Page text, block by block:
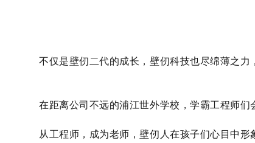
不仅是壁仞二代的成长，壁仞科技也尽绵薄之力
在距离公司不远的浦江世外学校，学霸工程师们
从工程师，成为老师，壁仞人在孩子们心目中形